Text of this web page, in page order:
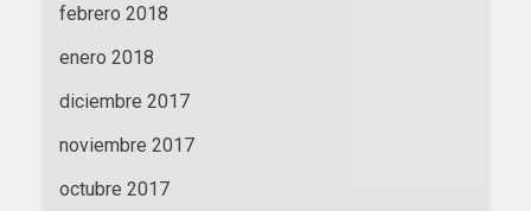
febrero 2018
enero 2018
diciembre 2017
noviembre 2017
octubre 2017